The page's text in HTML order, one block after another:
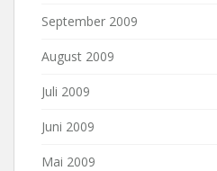
September 2009
August 2009
Juli 2009
Juni 2009
Mai 2009